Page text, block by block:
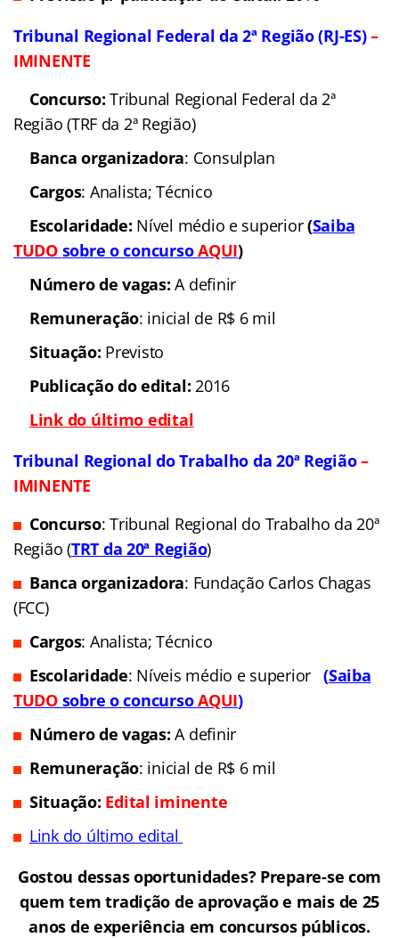
Tribunal Regional Federal da 2ª Região (RJ-ES)–
IMINENTE
Concurso: Tribunal Regional Federal da 2ª
Região (TRF da 2ª Região)
Banca organizadora: Consulplan
Cargos: Analista; Técnico
Escolaridade: Nível médio e superior(Saiba
TUDO sobre o concursoAQUI)
Número de vagas: A definir
Remuneração: inicial de R$ 6 mil
Situação: Previsto
Publicação do edital: 2016
Link do último edital
Tribunal Regional do Trabalho da 20ª Região–
IMINENTE
Concurso: Tribunal Regional do Trabalho da 20ª
Região (TRT da 20ª Região)
Banca organizadora: Fundação Carlos Chagas
(FCC)
Cargos: Analista; Técnico
Escolaridade: Níveis médio e superior(Saiba
TUDO sobre o concursoAQUI)
Número de vagas: A definir
Remuneração: inicial de R$ 6 mil
Situação: Edital iminente
Link do último edital
Gostou dessas oportunidades? Prepare-se com
quem tem tradição de aprovação e mais de 25
anos de experiência em concursos públicos.